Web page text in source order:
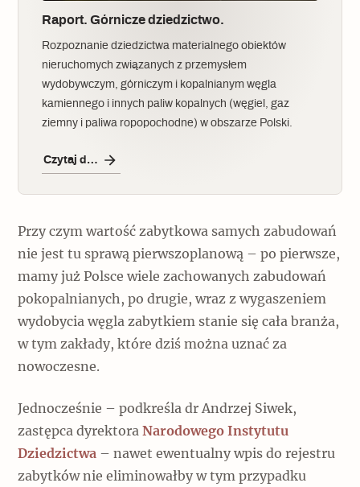
Raport. Górnicze dziedzictwo.
Rozpoznanie dziedzictwa materialnego obiektów
nieruchomych związanych z przemysłem
wydobywczym, górniczym i kopalnianym węgla
kamiennego i innych paliw kopalnych (węgiel, gaz
ziemny i paliwa ropopochodne) w obszarze Polski.
Czytaj dalej
Przy czym wartość zabytkowa samych zabudowań
nie jest tu sprawą pierwszoplanową – po pierwsze,
mamy już Polsce wiele zachowanych zabudowań
pokopalnianych, po drugie, wraz z wygaszeniem
wydobycia węgla zabytkiem stanie się cała branża,
w tym zakłady, które dziś można uznać za
nowoczesne.
Jednocześnie – podkreśla dr Andrzej Siwek,
zastępca dyrektora Narodowego Instytutu
Dziedzictwa – nawet ewentualny wpis do rejestru
zabytków nie eliminowałby w tym przypadku